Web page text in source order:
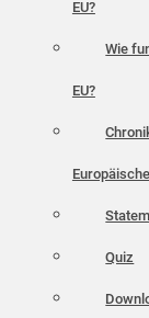
EU?
Wie
EU?
Quiz